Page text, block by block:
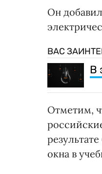
Он
ВАС
В
Отметим,
окна в